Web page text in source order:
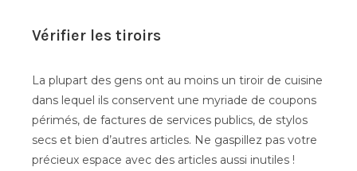
Vérifier les tiroirs
La plupart des gens ont au moins un tiroir de cuisine
dans lequel ils conservent une myriade de coupons
périmés, de factures de services publics, de stylos
secs et bien d’autres articles. Ne gaspillez pas votre
précieux espace avec des articles aussi inutiles !